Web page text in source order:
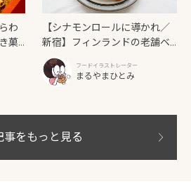
わ
菓
」
【シナモンロールに導かれ／
新宿】フィンランドの老舗ベ
ーカリーカフェが日本上陸！
「Ekberg（エクベリ）」
フードイラストレーター
まるやまひとみ
事をもっと見る